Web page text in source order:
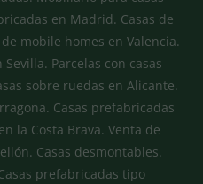
en Madrid. Casas de
mobile homes en Valencia.
Parcelas con casas
sobre ruedas en Alicante.
Casas prefabricadas
la Costa Brava. Venta de
Casas desmontables.
prefabricadas tipo